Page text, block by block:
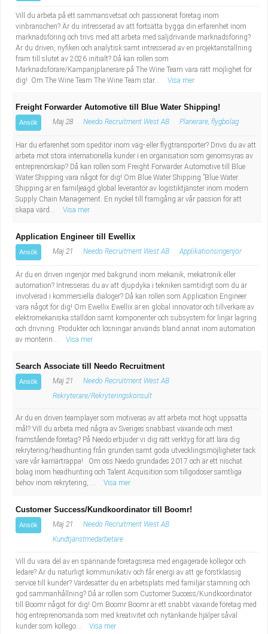
Vill du arbeta på ett sammansvetsat och passionerat företag inom
vinbranschen? Är du intresserad av att fortsätta bygga din erfarenhet inom
marknadsföring och trivs med att arbeta med säljdrivande marknadsföring?
Är du driven, nyfiken och analytisk samt intresserad av en projektanställning
fram till slutet av 2026 initialt? Då kan rollen som
Marknadsförare/Kampanjplanerare på The Wine Team vara rätt möjlighet för
dig! Om The Wine Team The Wine Team star...
Visa mer
Freight Forwarder Automotive till Blue Water Shipping!
Ansök Maj 28 Needo Recruitment West AB Planerare, flygbolag
Har du erfarenhet som speditör inom väg- eller flygtransporter? Drivs du av att
arbeta mot stora internationella kunder i en organisation som genomsyras av
entreprenörskap? Då kan rollen som Freight Forwarder Automotive till Blue
Water Shipping vara något för dig! Om Blue Water Shipping ”Blue Water
Shipping är en familjeägd global leverantör av logistiktjänster inom modern
Supply Chain Management. En nyckel till framgång är vår passion för att
skapa värd...
Visa mer
Application Engineer till Ewellix
Ansök Maj 21 Needo Recruitment West AB Applikationsingenjör
Är du en driven ingenjör med bakgrund inom mekanik, mekatronik eller
automation? Intresseras du av att djupdyka i tekniken samtidigt som du är
involverad i kommersiella dialoger? Då kan rollen som Application Engineer
vara något för dig! Om Ewellix Ewellix är en global innovatör och tillverkare av
elektromekaniska ställdon samt komponenter och subsystem för linjär lagring
och drivning. Produkter och lösningar används bland annat inom automation
av monterin...
Visa mer
Search Associate till Needo Recruitment
Ansök Maj 21
Needo Recruitment West AB
Rekryterare/Rekryteringskonsult
Är du en driven teamplayer som motiveras av att arbeta mot högt uppsatta
mål? Vill du arbeta med några av Sveriges snabbast växande och mest
framstående företag? På Needo erbjuder vi dig rätt verktyg för att lära dig
rekrytering/headhunting från grunden samt goda utvecklingsmöjligheter tack
vare vår karriärtrappa! Om oss Needo grundades 2017 och är ett nischat
bolag inom headhunting och Talent Acquisition som tillgodoser samtliga
behov inom rekrytering, ...
Visa mer
Customer Success/Kundkoordinator till Boomr!
Ansök Maj 21
Needo Recruitment West AB
Kundtjänstmedarbetare
Vill du vara del av en spännande företagsresa med engagerade kollegor och
ledare? Är du naturligt kommunikativ och får energi av att ge förstklassig
service till kunder? Värdesätter du en arbetsplats med familjär stämning och
god sammanhållning? Då är rollen som Customer Success/Kundkoordinator
till Boomr något för dig! Om Boomr Boomr är ett snabbt växande företag med
hög entreprenörsanda som med kreativitet och nytänkande hjälper såväl
kunder som kollego...
Visa mer